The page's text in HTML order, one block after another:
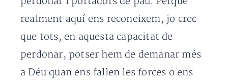
realment aquí ens reconeixem, jo crec
que tots, en aquesta capacitat de
perdonar, potser hem de demanar més
a Déu quan ens fallen les forces o ens